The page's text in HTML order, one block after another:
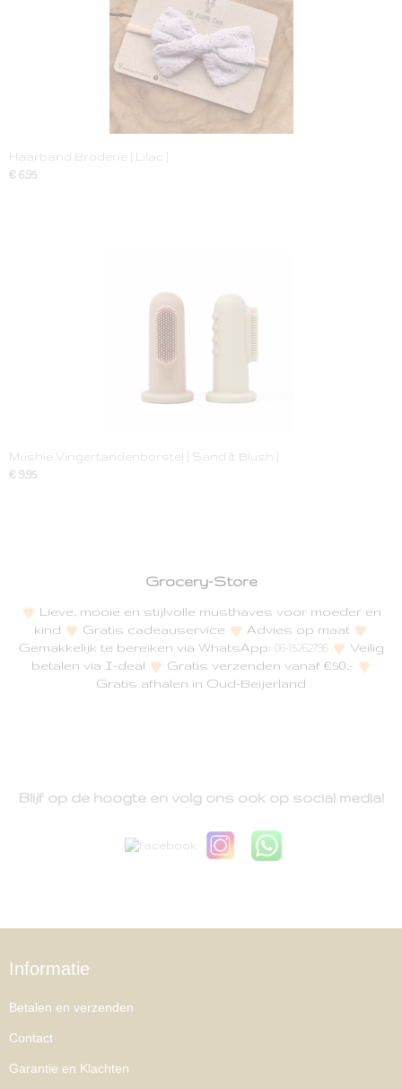
Haarband Broderie [ Lilac ]
€ 6,95
Mushie Vingertandenborstel [ Sand & Blush ]
€ 9,95
Grocery-Store
Lieve, mooie en stijlvolle musthaves voor moeder en
kind
Gratis cadeauservice
Advies op maat
Gemakkelijk te bereiken via WhatsApp: 06-15262796
Veilig
betalen via I-deal
Gratis verzenden vanaf €50,-
Gratis afhalen in Oud-Beijerland
Blijf op de hoogte en volg ons ook op social media!
Informatie
Betalen en verzenden
Contact
Garantie en Klachten